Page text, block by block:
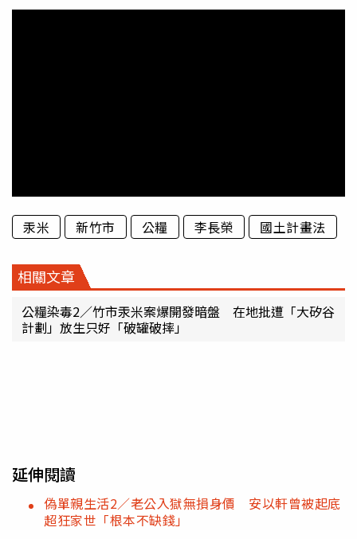
汞米 新竹市 公糧 李長榮 國土計畫法
相關文章
公糧染毒2／竹市汞米案爆開發暗盤 在地批遭「大矽谷
計劃」放生只好「破罐破摔」
延伸閱讀
偽單親生活2／老公入獄無損身價 安以軒曾被起底
超狂家世「根本不缺錢」